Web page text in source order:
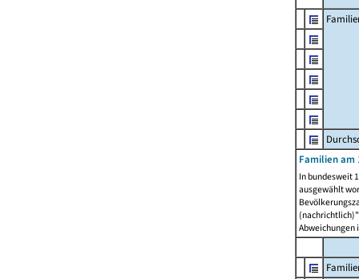
Familien am
In bundesweit
ausgewählt
Abweichungen